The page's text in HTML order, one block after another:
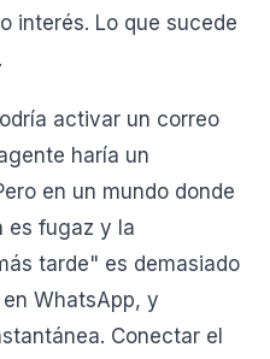
interés. Lo que sucede
activar un correo
haría un
en un mundo donde
es fugaz y la
tarde" es demasiado
WhatsApp, y
Conectar el